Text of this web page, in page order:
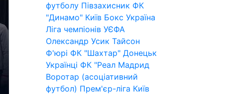
футболу Півзахисник ФК
"Динамо" Київ Бокс Україна
Ліга чемпіонів УЄФА
Олександр Усик Тайсон
Ф'юрі ФК "Шахтар" Донецьк
Українці ФК "Реал Мадрид
Воротар (асоціативний
футбол) Прем'єр-ліга Київ